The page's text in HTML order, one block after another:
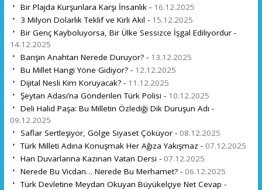
Bir Plajda Kurşunlara Karşı İnsanlık - 16.12.2025
3 Milyon Dolarlık Teklif ve Kirli Akıl - 15.12.2025
Bir Genç Kayboluyorsa, Bir Ülke Sessizce İşgal Ediliyordur -
14.12.2025
Barışın Anahtarı Nerede Duruyor? - 13.12.2025
Bu Millet Hangi Yöne Gidiyor? - 12.12.2025
Dijital Nesli Kim Koruyacak? - 11.12.2025
Şeytan Adası’na Gönderilen Türk Polisi - 10.12.2025
Deli Halid Paşa: Bu Milletin Özlediği Dik Duruşun Adı -
09.12.2025
Saflar Sertleşiyor, Gölge Siyaset Çöküyor - 08.12.2025
Türk Milleti Adına Konuşmak Her Ağıza Yakışmaz - 07.12.2025
Han Duvarlarına Kazınan Vatan Dersi - 07.12.2025
Nerede Bu Vicdan… Nerede Bu Merhamet? - 06.12.2025
Türk Devletine Meydan Okuyan Büyükelçiye Net Cevap -